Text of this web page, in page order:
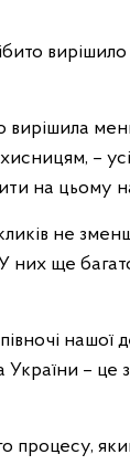
вирішило
–
на цьому
не
ще
нашої
України – це
процесу,